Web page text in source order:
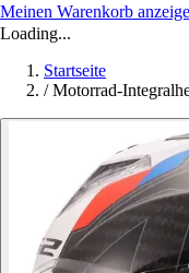
Meinen Warenkorb
Loading...
Startseite
/ Motorrad-